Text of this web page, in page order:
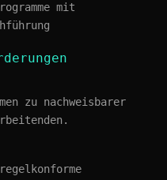
mit
zu nachweisbarer